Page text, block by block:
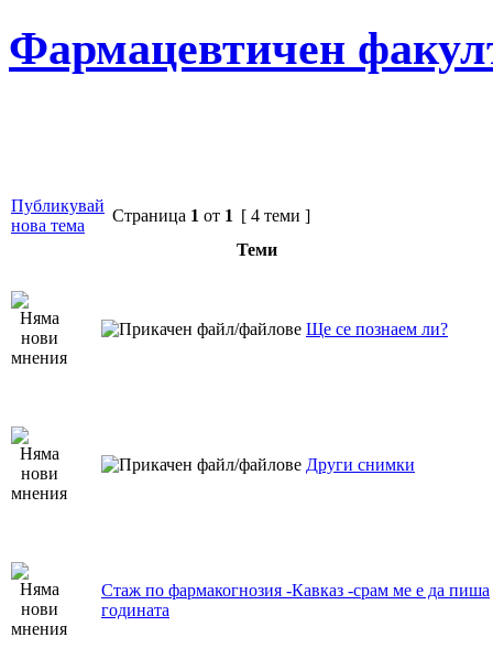
Фармацевтичен
Публикувай
нова тема
Страница 1 от 1 [ 4 теми ]
Теми
Ще се познаем ли?
Други снимки
Стаж по фармакогнозия -Кавказ -срам ме е да пиша
годината